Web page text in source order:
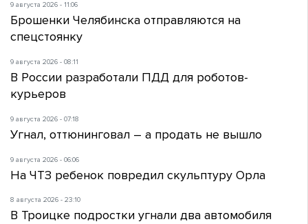
9 августа 2026 - 11:06
Брошенки Челябинска отправляются на
спецстоянку
9 августа 2026 - 08:11
В России разработали ПДД для роботов-
курьеров
9 августа 2026 - 07:18
Угнал, оттюнинговал – а продать не вышло
9 августа 2026 - 06:06
На ЧТЗ ребенок повредил скульптуру Орла
8 августа 2026 - 23:10
В Троицке подростки угнали два автомобиля